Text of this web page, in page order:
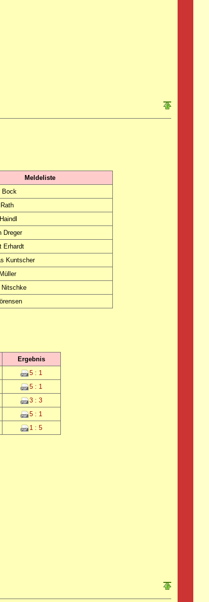
Meldeliste
Bock
Dreger
Erhardt
Kuntscher
Nitschke
Ergebnis
5 : 1
5 : 1
3 : 3
5 : 1
1 : 5